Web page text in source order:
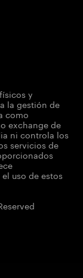
y
la gestión de
como
exchange de
ni controla los
servicios de
uso de estos